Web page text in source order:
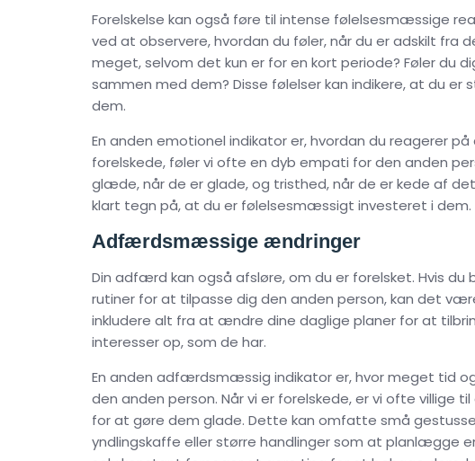
Forelskelse kan også føre til intense følelsesmæssige
ved at observere, hvordan du føler, når du er adskilt fra
meget, selvom det kun er for en kort periode? Føler du
sammen med dem? Disse følelser kan indikere, at du
dem.
En anden emotionel indikator er, hvordan du reagerer på
forelskede, føler vi ofte en dyb empati for den anden
glæde, når de er glade, og tristhed, når de er kede af
klart tegn på, at du er følelsesmæssigt investeret i dem.
Adfærdsmæssige ændringer
Din adfærd kan også afsløre, om du er forelsket. Hvis
rutiner for at tilpasse dig den anden person, kan det
inkludere alt fra at ændre dine daglige planer for at
interesser op, som de har.
En anden adfærdsmæssig indikator er, hvor meget tid
den anden person. Når vi er forelskede, er vi ofte villige
for at gøre dem glade. Dette kan omfatte små
yndlingskaffe eller større handlinger som at planlægge